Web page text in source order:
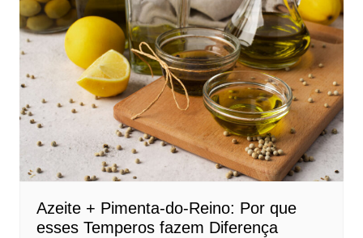
Azeite + Pimenta-do-Reino: Por que
esses Temperos fazem Diferença